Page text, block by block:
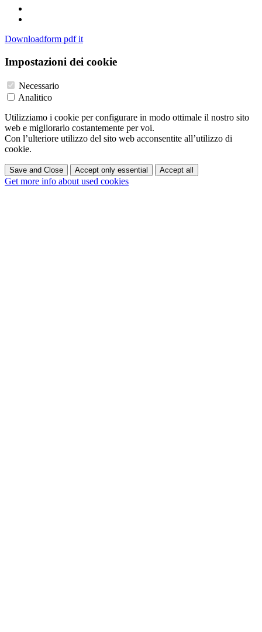
Downloadform pdf it
Impostazioni dei cookie
Necessario
Analitico
Utilizziamo i cookie per configurare in modo ottimale il nostro sito
web e migliorarlo costantemente per voi.
Con l’ulteriore utilizzo del sito web acconsentite all’utilizzo di
cookie.
Save and Close Accept only essential Accept all
Get more info about used cookies